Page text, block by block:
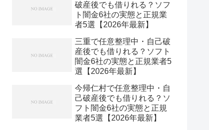
破産後でも借りれる？ソフ
ト闇金6社の実態と正規業
者5選【2026年最新】
三重で任意整理中・自己破
産後でも借りれる？ソフト
闇金6社の実態と正規業者5
選【2026年最新】
今帰仁村で任意整理中・自
己破産後でも借りれる？ソ
フト闇金6社の実態と正規
業者5選【2026年最新】